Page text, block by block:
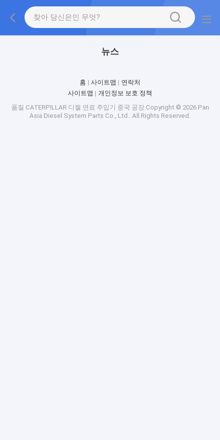
뉴스
홈 사이트맵
연락처
사이트맵
개인정보 보호 정책
품질 CATERPILLAR 디젤 연료 주입기
중국 공장.Copyright © 2026 Pan
Asia Diesel System Parts Co., Ltd.. All Rights Reserved.